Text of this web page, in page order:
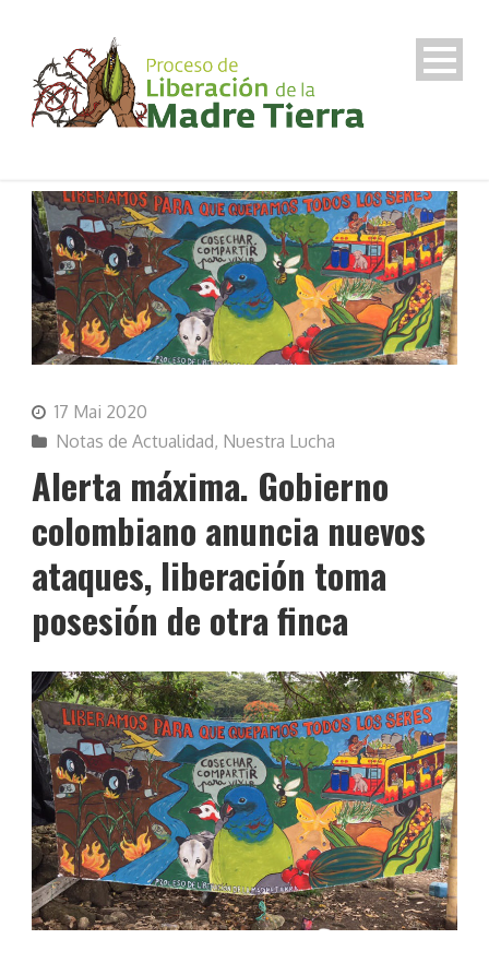
17 Mai 2020
Notas de Actualidad, Nuestra Lucha
Alerta máxima. Gobierno
colombiano anuncia nuevos
ataques, liberación toma
posesión de otra finca